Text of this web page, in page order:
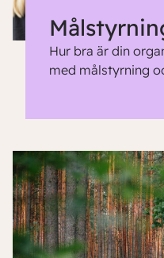
Hur bra är din
med målstyrning